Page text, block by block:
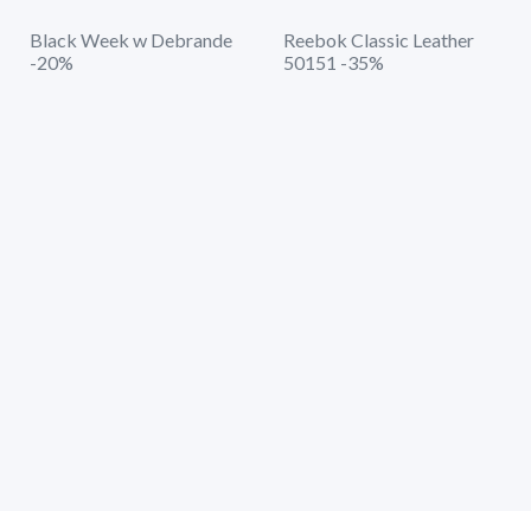
Black Week w Debrande
-20%
Reebok Classic Leather
50151 -35%